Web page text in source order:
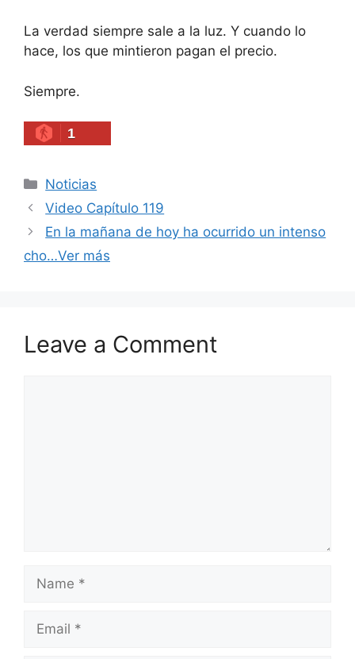
La verdad siempre sale a la luz. Y cuando lo
hace, los que mintieron pagan el precio.
Siempre.
1
Categories
Noticias
Video Capítulo 119
En la mañana de hoy ha ocurrido un intenso
cho…Ver más
Leave a Comment
Name
Email